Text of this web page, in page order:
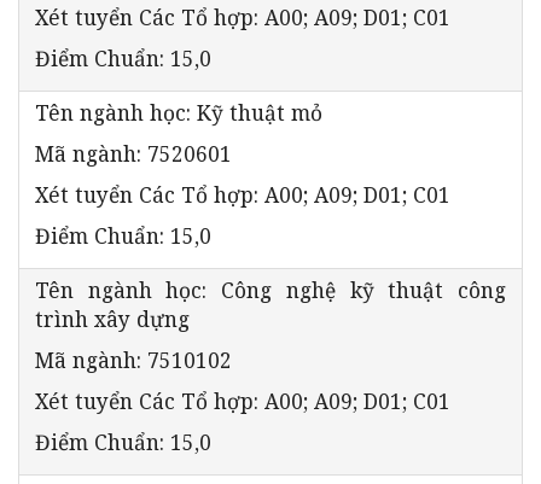
Xét tuyển Các Tổ hợp: A00; A09; D01; C01
Điểm Chuẩn: 15,0
Tên ngành học: Kỹ thuật mỏ
Mã ngành: 7520601
Xét tuyển Các Tổ hợp: A00; A09; D01; C01
Điểm Chuẩn: 15,0
Tên ngành học: Công nghệ kỹ thuật công
trình xây dựng
Mã ngành: 7510102
Xét tuyển Các Tổ hợp: A00; A09; D01; C01
Điểm Chuẩn: 15,0